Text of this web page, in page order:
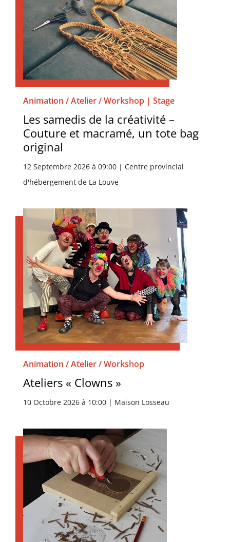
Animation / Atelier / Workshop | Stage
Les samedis de la créativité –
Couture et macramé, un tote bag
original
12 Septembre 2026 à 09:00 | Centre provincial
d'hébergement de La Louve
Animation / Atelier / Workshop
Ateliers « Clowns »
10 Octobre 2026 à 10:00 | Maison Losseau